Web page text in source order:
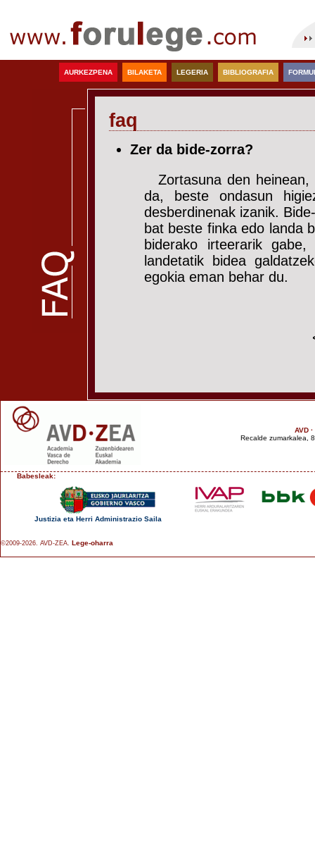
AURKEZPENA BILAKETA LEGERIA BIBLIOGRAFIA
faq
Zer da bide-zorra?
Zortasuna den
da, beste ondasun
desberdinenak izanik.
bat beste finka edo landa
biderako irteerarik
landetatik bidea
egokia eman behar du.
AVD
Recalde zumarkalea,
Babesleak:
Justizia eta Herri Administrazio Saila
©2009-2026. AVD-ZEA. Lege-oharra